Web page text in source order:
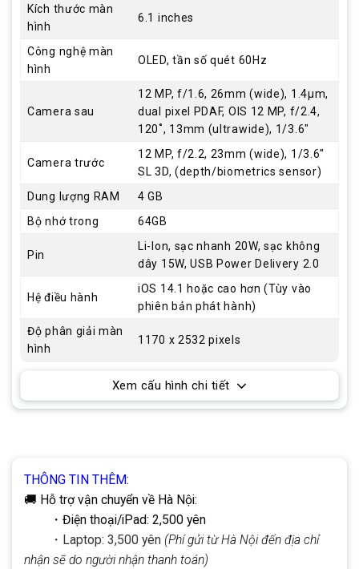
THÔNG TIN THÊM:
🚚 Hỗ trợ vận chuyển về Hà Nội:
・Điện thoại/iPad: 2,500 yên
・Laptop: 3,500 yên (Phí gửi từ Hà Nội đến địa chỉ
nhận sẽ do người nhận thanh toán)
Kích thước màn
hình
6.1 inches
Công nghệ màn
hình
OLED, tần số quét 60Hz
Camera sau
12 MP, f/1.6, 26mm (wide), 1.4µm,
dual pixel PDAF, OIS 12 MP, f/2.4,
120˚, 13mm (ultrawide), 1/3.6"
Camera trước
12 MP, f/2.2, 23mm (wide), 1/3.6"
SL 3D, (depth/biometrics sensor)
Dung lượng RAM
4 GB
Bộ nhớ trong
64GB
Pin
Li-Ion, sạc nhanh 20W, sạc không
dây 15W, USB Power Delivery 2.0
Hệ điều hành
iOS 14.1 hoặc cao hơn (Tùy vào
phiên bản phát hành)
Độ phân giải màn
hình
1170 x 2532 pixels
Xem cấu hình chi tiết